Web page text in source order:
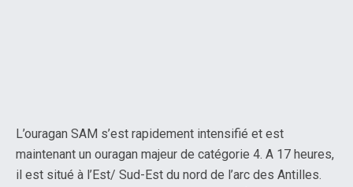
L’ouragan SAM s’est rapidement intensifié et est
maintenant un ouragan majeur de catégorie 4. A 17 heures,
il est situé à l’Est/ Sud-Est du nord de l’arc des Antilles.